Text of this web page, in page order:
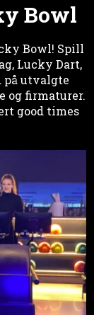
Bowl
Bowl! Spill
Lucky Dart,
på utvalgte
og firmaturer.
good times